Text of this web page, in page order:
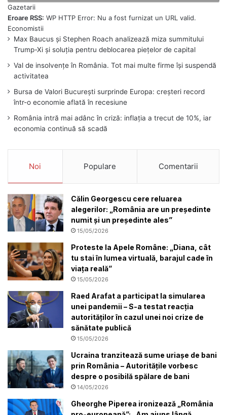
Eroare RSS: WP HTTP Error: Nu a fost furnizat un URL valid.
Max Baucus și Stephen Roach analizează miza summitului
Trump-Xi și soluția pentru deblocarea piețelor de capital
Val de insolvențe în România. Tot mai multe firme își suspendă
activitatea
Bursa de Valori București surprinde Europa: creșteri record
într-o economie aflată în recesiune
România intră mai adânc în criză: inflația a trecut de 10%, iar
economia continuă să scadă
Noi Populare Comentarii
Călin Georgescu cere reluarea
alegerilor: „România are un președinte
numit și un președinte ales”
15/05/2026
Proteste la Apele Române: „Diana, cât
tu stai în lumea virtuală, barajul cade în
viața reală”
15/05/2026
Raed Arafat a participat la simularea
unei pandemii – S-a testat reacția
autorităților în cazul unei noi crize de
sănătate publică
15/05/2026
Ucraina tranzitează sume uriașe de bani
prin România – Autoritățile vorbesc
despre o posibilă spălare de bani
14/05/2026
Gheorghe Piperea ironizează „România